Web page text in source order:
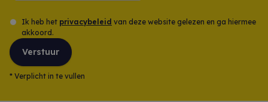
Ik heb het privacybeleid van deze website gelezen en ga hiermee
akkoord.
Verstuur
* Verplicht in te vullen